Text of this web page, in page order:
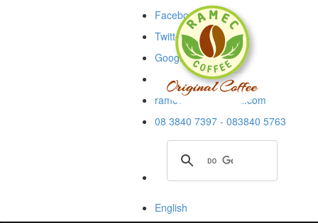
Facebook
Twitter
Google+
Blogspot
rameccoffee@gmail.com
08 3840 7397 - 083840 5763
English